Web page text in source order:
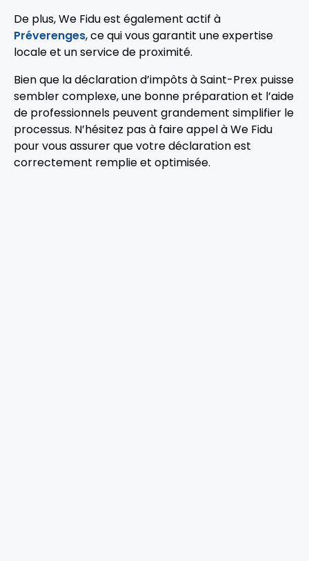
De plus, We Fidu est également actif à
Préverenges, ce qui vous garantit une expertise
locale et un service de proximité.
Bien que la déclaration d’impôts à Saint-Prex puisse
sembler complexe, une bonne préparation et l’aide
de professionnels peuvent grandement simplifier le
processus. N’hésitez pas à faire appel à We Fidu
pour vous assurer que votre déclaration est
correctement remplie et optimisée.